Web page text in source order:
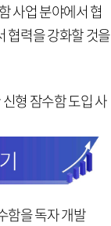
사업 분야에서 협
협력을 강화할 것을
형 잠수함 도입 사
함을 독자 개발